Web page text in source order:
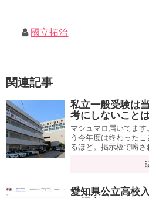
國立拓治
関連記事
私立一般受験は
考にしないこと
マシュマロ届いてま
う今年度は終わった
るほど。掲示板で噂さ
愛知県公立高校